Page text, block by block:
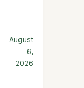
August
6,
2026